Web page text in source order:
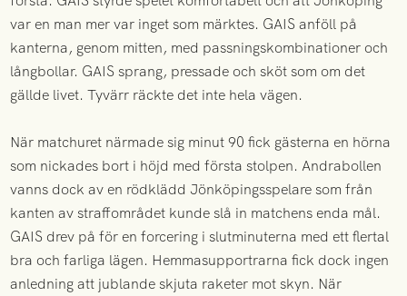
var en man mer var inget som märktes. GAIS anföll på
kanterna, genom mitten, med passningskombinationer och
långbollar. GAIS sprang, pressade och sköt som om det
gällde livet. Tyvärr räckte det inte hela vägen.
När matchuret närmade sig minut 90 fick gästerna en hörna
som nickades bort i höjd med första stolpen. Andrabollen
vanns dock av en rödklädd Jönköpingsspelare som från
kanten av straffområdet kunde slå in matchens enda mål.
GAIS drev på för en forcering i slutminuterna med ett flertal
bra och farliga lägen. Hemmasupportrarna fick dock ingen
anledning att jublande skjuta raketer mot skyn. När